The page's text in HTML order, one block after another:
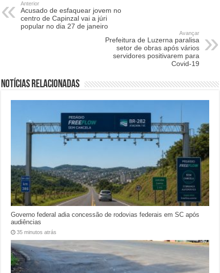
Anterior
Acusado de esfaquear jovem no
centro de Capinzal vai a júri
popular no dia 27 de janeiro
Avançar
Prefeitura de Luzerna paralisa
setor de obras após vários
servidores positivarem para
Covid-19
Notícias relacionadas
Governo federal adia concessão de rodovias federais em SC após
audiências
35 minutos atrás